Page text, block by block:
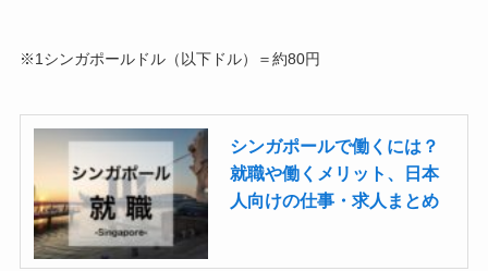
※1シンガポールドル（以下ドル）＝約80円
シンガポールで働くには？
就職や働くメリット、日本
人向けの仕事・求人まとめ